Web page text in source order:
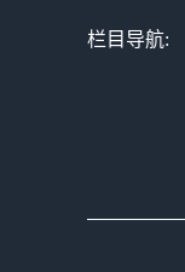
栏目导航: